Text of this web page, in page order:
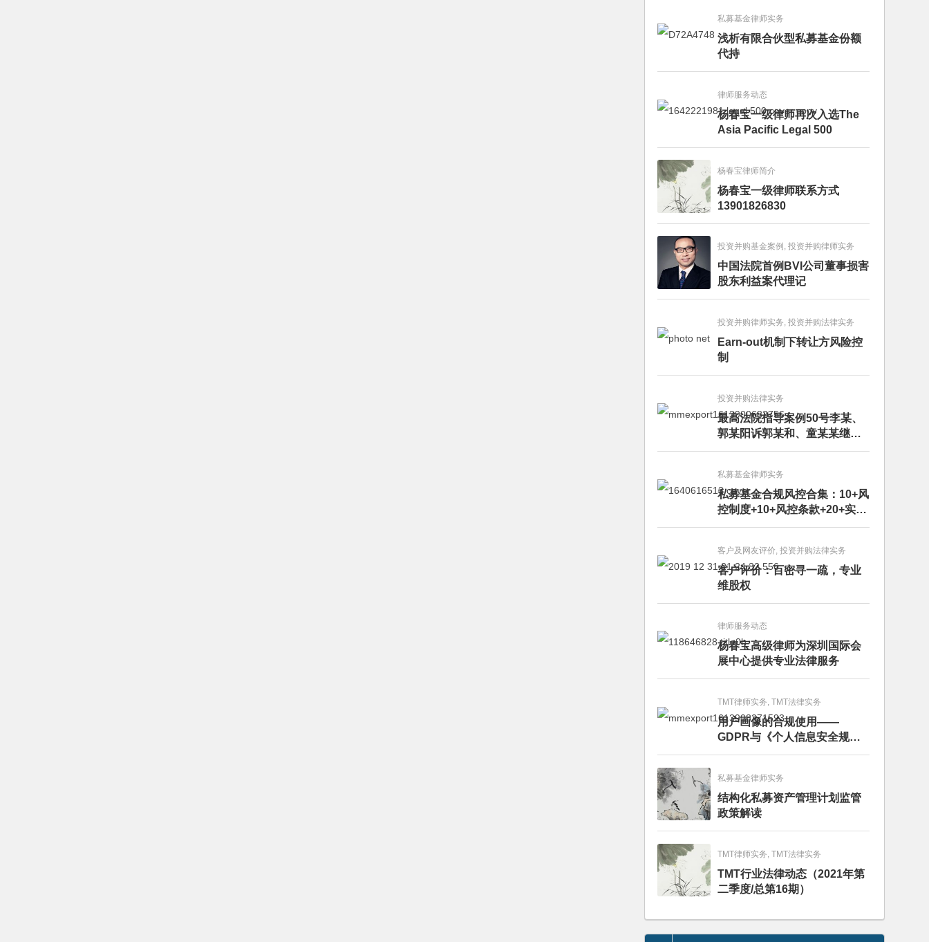
私募基金律师实务
浅析有限合伙型私募基金份额
代持
律师服务动态
杨春宝一级律师再次入选The
Asia Pacific Legal 500
杨春宝律师简介
杨春宝一级律师联系方式
13901826830
投资并购基金案例, 投资并购律师实务
中国法院首例BVI公司董事损害
股东利益案代理记
投资并购律师实务, 投资并购法律实务
Earn-out机制下转让方风险控
制
投资并购法律实务
最高法院指导案例50号李某、
郭某阳诉郭某和、童某某继承
纠纷案
私募基金律师实务
私募基金合规风控合集：10+风
控制度+10+风控条款+20+实务
文章+每月动态
客户及网友评价, 投资并购法律实务
客户评价：百密寻一疏，专业
维股权
律师服务动态
杨春宝高级律师为深圳国际会
展中心提供专业法律服务
TMT律师实务, TMT法律实务
用户画像的合规使用——
GDPR与《个人信息安全规
范》的比较分析
私募基金律师实务
结构化私募资产管理计划监管
政策解读
TMT律师实务, TMT法律实务
TMT行业法律动态（2021年第
二季度/总第16期）